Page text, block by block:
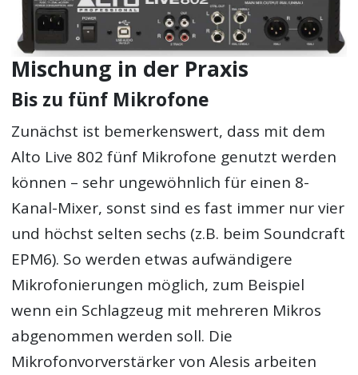
Mischung in der Praxis
Bis zu fünf Mikrofone
Zunächst ist bemerkenswert, dass mit dem
Alto Live 802 fünf Mikrofone genutzt werden
können – sehr ungewöhnlich für einen 8-
Kanal-Mixer, sonst sind es fast immer nur vier
und höchst selten sechs (z.B. beim Soundcraft
EPM6). So werden etwas aufwändigere
Mikrofonierungen möglich, zum Beispiel
wenn ein Schlagzeug mit mehreren Mikros
abgenommen werden soll. Die
Mikrofonvorverstärker von Alesis arbeiten